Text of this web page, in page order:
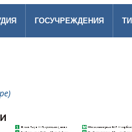
ГОСУЧРЕЖДЕНИЯ